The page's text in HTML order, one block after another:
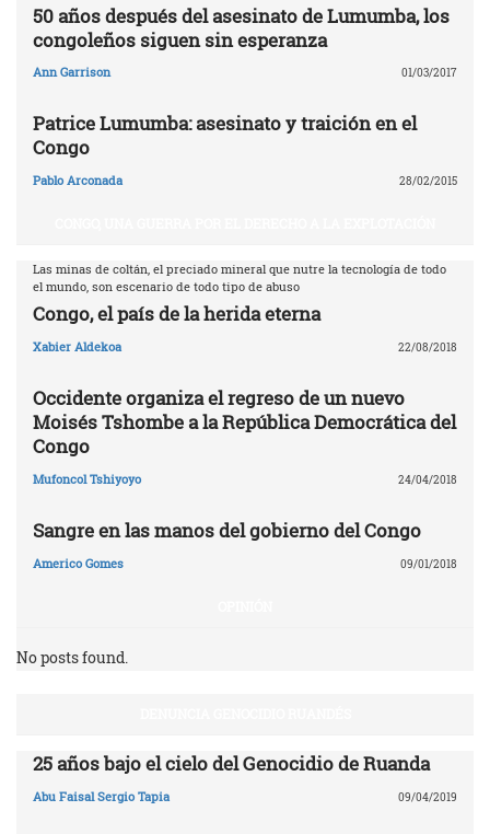
50 años después del asesinato de Lumumba, los
congoleños siguen sin esperanza
Ann Garrison 01/03/2017
Patrice Lumumba: asesinato y traición en el
Congo
Pablo Arconada 28/02/2015
Las minas de coltán, el preciado mineral que nutre la tecnología de todo
el mundo, son escenario de todo tipo de abuso
Congo, el país de la herida eterna
Xabier Aldekoa 22/08/2018
Occidente organiza el regreso de un nuevo
Moisés Tshombe a la República Democrática del
Congo
Mufoncol Tshiyoyo 24/04/2018
Sangre en las manos del gobierno del Congo
Americo Gomes 09/01/2018
No posts found.
25 años bajo el cielo del Genocidio de Ruanda
Abu Faisal Sergio Tapia 09/04/2019